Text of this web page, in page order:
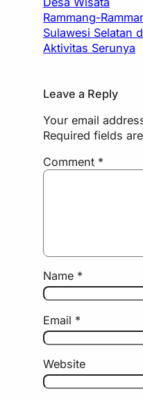
Rammang-
Sulawesi Selatan
Aktivitas Serunya
Leave a Reply
Your email
Required fields
Comment *
Name *
Email *
Website